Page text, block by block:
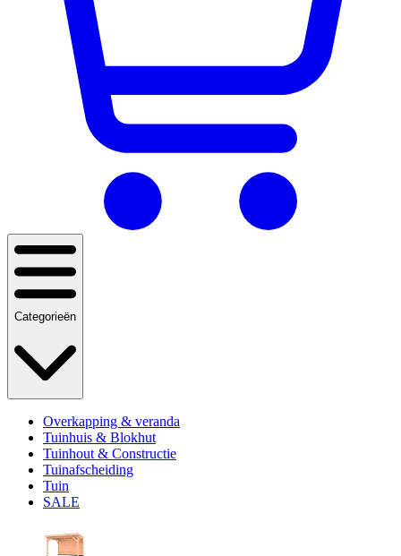
Categorieën
Overkapping & veranda
Tuinhuis & Blokhut
Tuinhout & Constructie
Tuinafscheiding
Tuin
SALE